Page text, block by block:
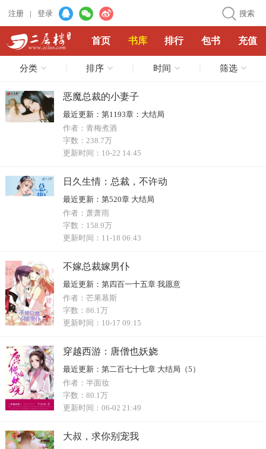
注册 | 登录 搜索
首页 书库 排行 包书 充值
分类 排序 时间 筛选
恶魔总裁的小妻子
最近更新： 第1193章：大结局
作者： 青梅煮酒
字数： 238.7万
更新时间： 10-22 14:45
日久生情：总裁，不许动
最近更新：
第520章 大结局
作者： 萧萧雨
字数： 158.9万
更新时间： 11-18 06:43
不嫁总裁嫁男仆
最近更新： 第四百一十五章 我愿意
作者： 芒果慕斯
字数： 86.1万
更新时间： 10-17 09:15
穿越西游：唐僧也妖娆
最近更新： 第二百七十七章 大结局（5）
作者： 半面妆
字数： 80.1万
更新时间： 06-02 21:49
大叔，求你别宠我